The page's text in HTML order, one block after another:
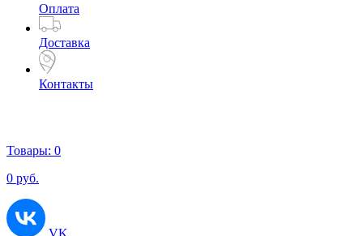
Оплата
Доставка
Контакты
Товары: 0
0 руб.
VK